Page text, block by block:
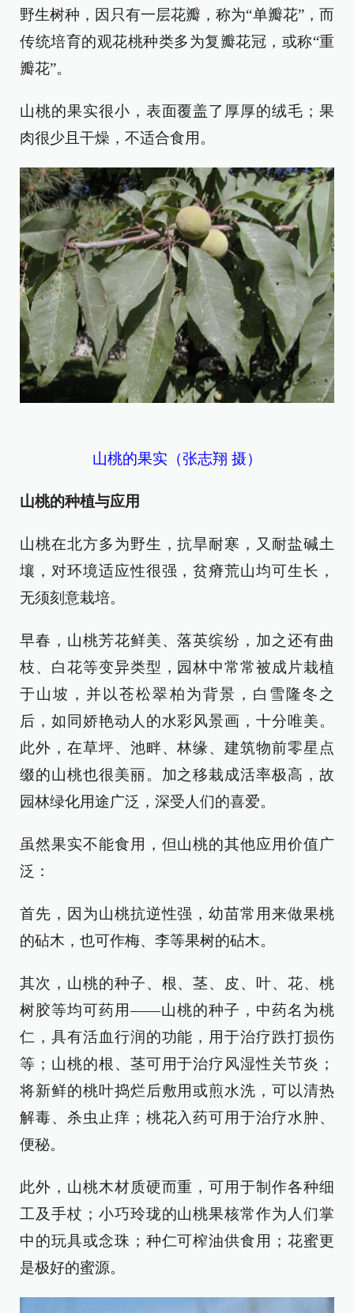
野生树种，因只有一层花瓣，称为“单瓣花”，而
传统培育的观花桃种类多为复瓣花冠，或称“重
瓣花”。
山桃的果实很小，表面覆盖了厚厚的绒毛；果
肉很少且干燥，不适合食用。
山桃的果实（张志翔 摄）
山桃的种植与应用
山桃在北方多为野生，抗旱耐寒，又耐盐碱土
壤，对环境适应性很强，贫瘠荒山均可生长，
无须刻意栽培。
早春，山桃芳花鲜美、落英缤纷，加之还有曲
枝、白花等变异类型，园林中常常被成片栽植
于山坡，并以苍松翠柏为背景，白雪隆冬之
后，如同娇艳动人的水彩风景画，十分唯美。
此外，在草坪、池畔、林缘、建筑物前零星点
缀的山桃也很美丽。加之移栽成活率极高，故
园林绿化用途广泛，深受人们的喜爱。
虽然果实不能食用，但山桃的其他应用价值广
泛：
首先，因为山桃抗逆性强，幼苗常用来做果桃
的砧木，也可作梅、李等果树的砧木。
其次，山桃的种子、根、茎、皮、叶、花、桃
树胶等均可药用——山桃的种子，中药名为桃
仁，具有活血行润的功能，用于治疗跌打损伤
等；山桃的根、茎可用于治疗风湿性关节炎；
将新鲜的桃叶捣烂后敷用或煎水洗，可以清热
解毒、杀虫止痒；桃花入药可用于治疗水肿、
便秘。
此外，山桃木材质硬而重，可用于制作各种细
工及手杖；小巧玲珑的山桃果核常作为人们掌
中的玩具或念珠；种仁可榨油供食用；花蜜更
是极好的蜜源。